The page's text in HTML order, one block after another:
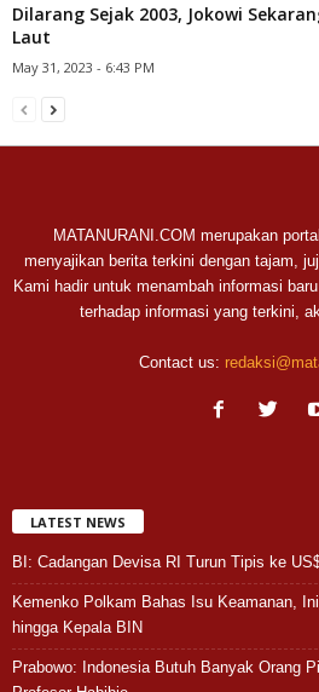
Dilarang Sejak 2003, Jokowi
Laut
May 31, 2023 - 6:43 PM
MATANURANI.COM merupakan
menyajikan berita terkini dengan tajam,
Kami hadir untuk menambah informasi
terhadap informasi yang terkini,
Contact us:
LATEST NEWS
BI: Cadangan Devisa RI Turun Tipis ke
Kemenko Polkam Bahas Isu Keamanan,
hingga Kepala BIN
Prabowo: Indonesia Butuh Banyak Orang